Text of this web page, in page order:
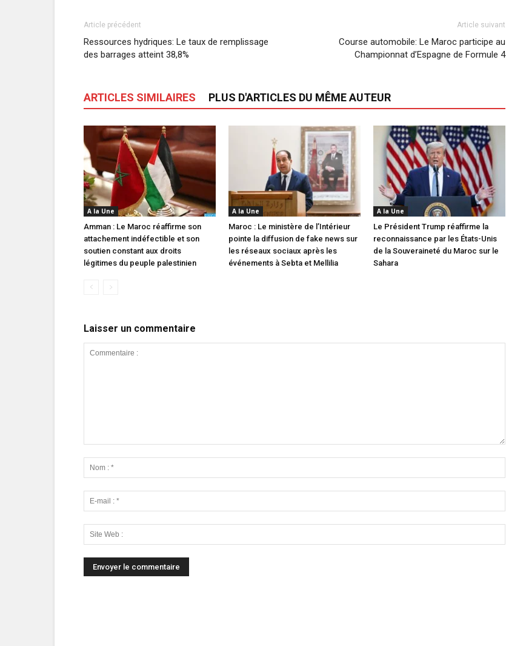
Article précédent
Ressources hydriques: Le taux de remplissage
des barrages atteint 38,8%
Article suivant
Course automobile: Le Maroc participe au
Championnat d’Espagne de Formule 4
ARTICLES SIMILAIRES PLUS D'ARTICLES DU MÊME AUTEUR
A la Une
Amman : Le Maroc réaffirme son
attachement indéfectible et son
soutien constant aux droits
légitimes du peuple palestinien
A la Une
Maroc : Le ministère de l’Intérieur
pointe la diffusion de fake news sur
les réseaux sociaux après les
événements à Sebta et Mellilia
A la Une
Le Président Trump réaffirme la
reconnaissance par les États-Unis
de la Souveraineté du Maroc sur le
Sahara
Laisser un commentaire